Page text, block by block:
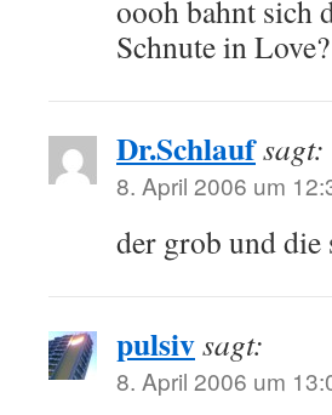
oooh bahnt sich
Schnute in Love?
Dr.Schlaufsagt:
8. April 2006 um
der grob und
pulsivsagt:
8. April 2006 um